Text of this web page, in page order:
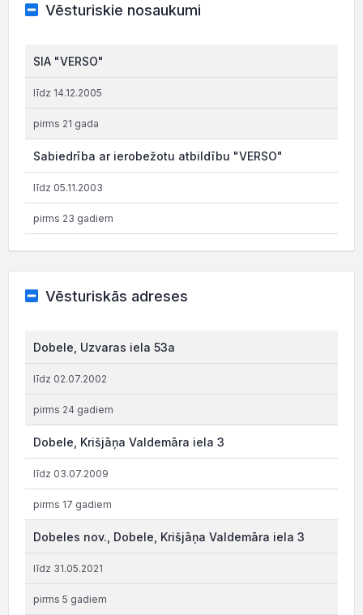
Vēsturiskie nosaukumi
SIA "VERSO"
līdz 14.12.2005
pirms 21 gada
Sabiedrība ar ierobežotu atbildību "VERSO"
līdz 05.11.2003
pirms 23 gadiem
Vēsturiskās adreses
Dobele, Uzvaras iela 53a
līdz 02.07.2002
pirms 24 gadiem
Dobele, Krišjāņa Valdemāra iela 3
līdz 03.07.2009
pirms 17 gadiem
Dobeles nov., Dobele, Krišjāņa Valdemāra iela 3
līdz 31.05.2021
pirms 5 gadiem